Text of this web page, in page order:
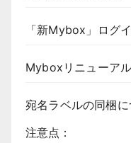
「新Mybox」ログ
Myboxリニューア
宛名ラベルの同梱に
注意点：